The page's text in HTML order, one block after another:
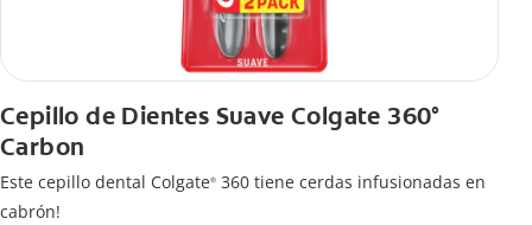
Cepillo de Dientes Suave Colgate 360°
Carbon
Este cepillo dental Colgate® 360 tiene cerdas infusionadas en
cabrón!